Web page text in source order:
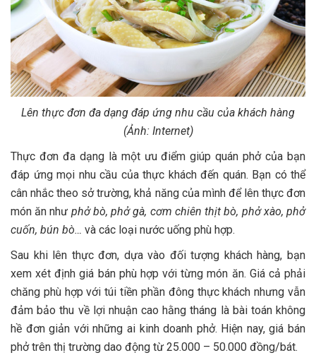
Lên thực đơn đa dạng đáp ứng nhu cầu của khách hàng
(Ảnh: Internet)
Thực đơn đa dạng là một ưu điểm giúp quán phở của bạn
đáp ứng mọi nhu cầu của thực khách đến quán. Bạn có thể
cân nhắc theo sở trường, khả năng của mình để lên thực đơn
món ăn như phở bò, phở gà, cơm chiên thịt bò, phở xào, phở
cuốn, bún bò… và các loại nước uống phù hợp.
Sau khi lên thực đơn, dựa vào đối tượng khách hàng, bạn
xem xét định giá bán phù hợp với từng món ăn. Giá cả phải
chăng phù hợp với túi tiền phần đông thực khách nhưng vẫn
đảm bảo thu về lợi nhuận cao hằng tháng là bài toán không
hề đơn giản với những ai kinh doanh phở. Hiện nay, giá bán
phở trên thị trường dao động từ 25.000 – 50.000 đồng/bát.